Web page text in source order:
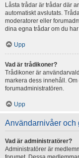
Låsta trådar är trådar där
automatiskt avslutats.
moderatorer eller
dina egna trådar om du
Upp
Vad är trådikoner?
Trådikoner är
markera dess innehåll.
forumadministratören.
Upp
Användarnivåer och
Vad är administratörer?
Administratörer är